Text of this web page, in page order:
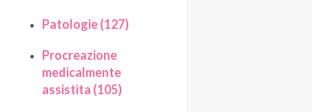
Patologie (127)
Procreazione
medicalmente
assistita (105)